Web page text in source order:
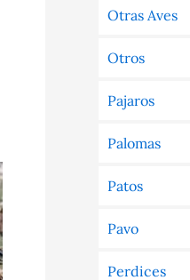
Otras Aves
Otros
Pajaros
Palomas
Patos
Pavo
Perdices